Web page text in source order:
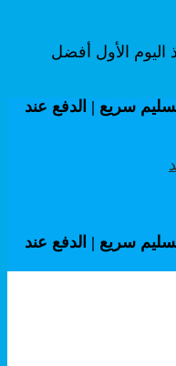
اليوم الأول أفضل
سريع | الدفع عند
سريع | الدفع عند